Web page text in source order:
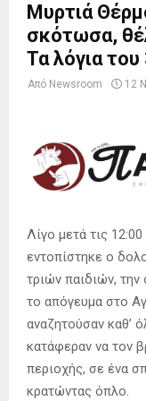
Μυρτιά
σκότωσα,
Τα λόγια
Από Newsroom 12
Λίγο μετά τις
εντοπίστηκε ο
τριών παιδιών,
το απόγευμα στο
αναζητούσαν καθ’
κατάφεραν να τον
περιοχής, σε ένα
κρατώντας όπλο.